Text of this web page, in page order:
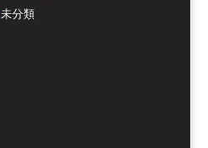
未分類